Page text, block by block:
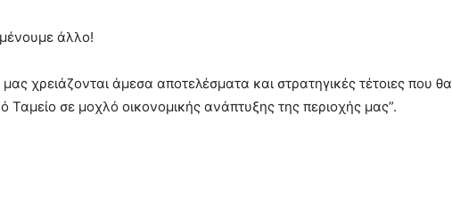
άλλο!
μας χρειάζονται άμεσα αποτελέσματα και στρατηγικές τέτοιες που θα
Ταμείο σε μοχλό οικονομικής ανάπτυξης της περιοχής μας”.